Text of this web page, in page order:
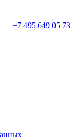
+7 495 649 05 73